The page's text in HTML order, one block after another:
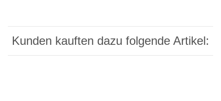
Kunden kauften dazu folgende Artikel: